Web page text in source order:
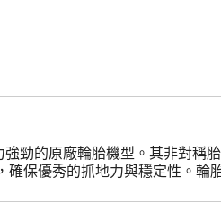
勁的原廠輪胎機型。其非對稱
保優秀的抓地力與穩定性。